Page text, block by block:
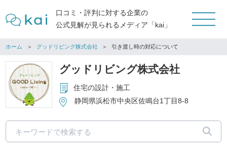
口コミ・評判に対する企業の
公式見解が見られるメディア「kai」
ホーム グッドリビング株式会社 引き渡し時の対応について
グッドリビング株式会社
住宅の設計・施工
静岡県浜松市中央区佐鳴台1丁目8-8